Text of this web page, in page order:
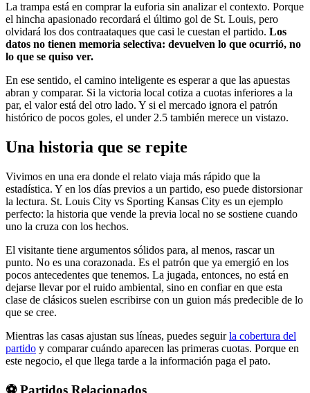
La trampa está en comprar la euforia sin analizar el contexto. Porque
el hincha apasionado recordará el último gol de St. Louis, pero
olvidará los dos contraataques que casi le cuestan el partido. Los
datos no tienen memoria selectiva: devuelven lo que ocurrió, no
lo que se quiso ver.
En ese sentido, el camino inteligente es esperar a que las apuestas
abran y comparar. Si la victoria local cotiza a cuotas inferiores a la
par, el valor está del otro lado. Y si el mercado ignora el patrón
histórico de pocos goles, el under 2.5 también merece un vistazo.
Una historia que se repite
Vivimos en una era donde el relato viaja más rápido que la
estadística. Y en los días previos a un partido, eso puede distorsionar
la lectura. St. Louis City vs Sporting Kansas City es un ejemplo
perfecto: la historia que vende la previa local no se sostiene cuando
uno la cruza con los hechos.
El visitante tiene argumentos sólidos para, al menos, rascar un
punto. No es una corazonada. Es el patrón que ya emergió en los
pocos antecedentes que tenemos. La jugada, entonces, no está en
dejarse llevar por el ruido ambiental, sino en confiar en que esta
clase de clásicos suelen escribirse con un guion más predecible de lo
que se cree.
Mientras las casas ajustan sus líneas, puedes seguirla cobertura del
partido y comparar cuándo aparecen las primeras cuotas. Porque en
este negocio, el que llega tarde a la información paga el pato.
⚽ Partidos Relacionados